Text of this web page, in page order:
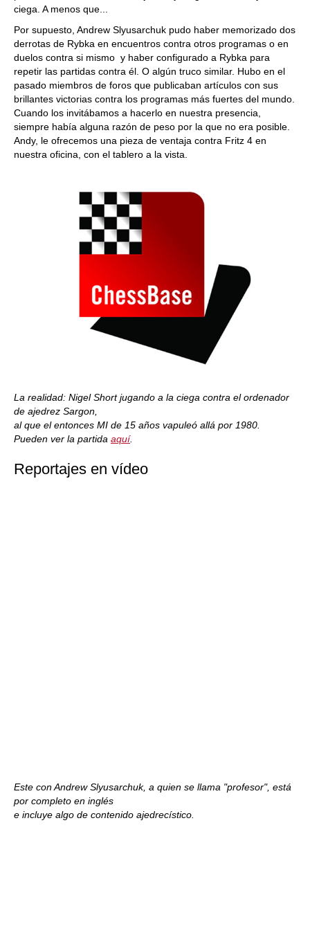
ciega. A menos que...
Por supuesto, Andrew Slyusarchuk pudo haber memorizado dos
derrotas de Rybka en encuentros contra otros programas o en
duelos contra si mismo y haber configurado a Rybka para
repetir las partidas contra él. O algún truco similar. Hubo en el
pasado miembros de foros que publicaban artículos con sus
brillantes victorias contra los programas más fuertes del mundo.
Cuando los invitábamos a hacerlo en nuestra presencia,
siempre había alguna razón de peso por la que no era posible.
Andy, le ofrecemos una pieza de ventaja contra Fritz 4 en
nuestra oficina, con el tablero a la vista.
La realidad: Nigel Short jugando a la ciega contra el ordenador
de ajedrez Sargon,
al que el entonces MI de 15 años vapuleó allá por 1980.
Pueden ver la partida aquí.
Reportajes en vídeo
Este con Andrew Slyusarchuk, a quien se llama "profesor", está
por completo en inglés
e incluye algo de contenido ajedrecístico.